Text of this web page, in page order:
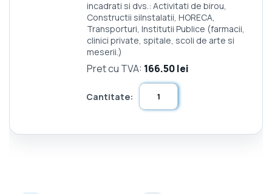
incadrati si dvs.: Activitati de birou,
Constructii siInstalatii, HORECA,
Transporturi, Institutii Publice (farmacii,
clinici private, spitale, scoli de arte si
meserii.)
Pret cu TVA: 166.50 lei
Cantitate: